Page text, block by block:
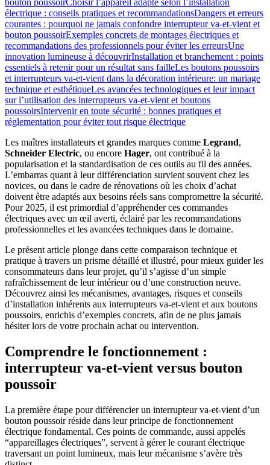
électrique : conseils pratiques et recommandationsDangers et erreurs
courantes : pourquoi ne jamais confondre interrupteur va-et-vient et
bouton poussoirExemples concrets de montages électriques et
recommandations des professionnels pour éviter les erreursUne
innovation lumineuse à découvrirInstallation et branchement : points
essentiels à retenir pour un résultat sans failleLes boutons poussoirs
et interrupteurs va-et-vient dans la décoration intérieure: un mariage
technique et esthétiqueLes avancées technologiques et leur impact
sur l’utilisation des interrupteurs va-et-vient et boutons
poussoirsIntervenir en toute sécurité : bonnes pratiques et
réglementation pour éviter tout risque électrique
Les maîtres installateurs et grandes marques comme Legrand,
Schneider Electric, ou encore Hager, ont contribué à la
popularisation et la standardisation de ces outils au fil des années.
L’embarras quant à leur différenciation survient souvent chez les
novices, ou dans le cadre de rénovations où les choix d’achat
doivent être adaptés aux besoins réels sans compromettre la sécurité.
Pour 2025, il est primordial d’appréhender ces commandes
électriques avec un œil averti, éclairé par les recommandations
professionnelles et les avancées techniques dans le domaine.
Le présent article plonge dans cette comparaison technique et
pratique à travers un prisme détaillé et illustré, pour mieux guider les
consommateurs dans leur projet, qu’il s’agisse d’un simple
rafraîchissement de leur intérieur ou d’une construction neuve.
Découvrez ainsi les mécanismes, avantages, risques et conseils
d’installation inhérents aux interrupteurs va-et-vient et aux boutons
poussoirs, enrichis d’exemples concrets, afin de ne plus jamais
hésiter lors de votre prochain achat ou intervention.
Comprendre le fonctionnement :
interrupteur va-et-vient versus bouton
poussoir
La première étape pour différencier un interrupteur va-et-vient d’un
bouton poussoir réside dans leur principe de fonctionnement
électrique fondamental. Ces points de commande, aussi appelés
“appareillages électriques”, servent à gérer le courant électrique
traversant un point lumineux, mais leur mécanisme s’avère très